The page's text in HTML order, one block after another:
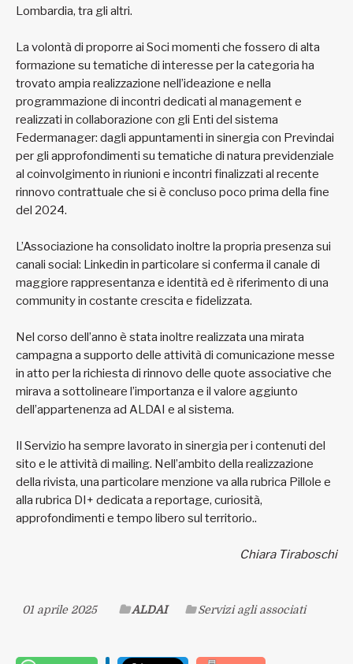
Lombardia, tra gli altri.
La volontà di proporre ai Soci momenti che fossero di alta
formazione su tematiche di interesse per la categoria ha
trovato ampia realizzazione nell’ideazione e nella
programmazione di incontri dedicati al management e
realizzati in collaborazione con gli Enti del sistema
Federmanager: dagli appuntamenti in sinergia con Previndai
per gli approfondimenti su tematiche di natura previdenziale
al coinvolgimento in riunioni e incontri finalizzati al recente
rinnovo contrattuale che si è concluso poco prima della fine
del 2024.
L’Associazione ha consolidato inoltre la propria presenza sui
canali social: Linkedin in particolare si conferma il canale di
maggiore rappresentanza e identità ed è riferimento di una
community in costante crescita e fidelizzata.
Nel corso dell’anno è stata inoltre realizzata una mirata
campagna a supporto delle attività di comunicazione messe
in atto per la richiesta di rinnovo delle quote associative che
mirava a sottolineare l’importanza e il valore aggiunto
dell’appartenenza ad ALDAI e al sistema.
Il Servizio ha sempre lavorato in sinergia per i contenuti del
sito e le attività di mailing. Nell’ambito della realizzazione
della rivista, una particolare menzione va alla rubrica Pillole e
alla rubrica DI+ dedicata a reportage, curiosità,
approfondimenti e tempo libero sul territorio..
Chiara Tiraboschi
01 aprile 2025 ALDAI Servizi agli associati